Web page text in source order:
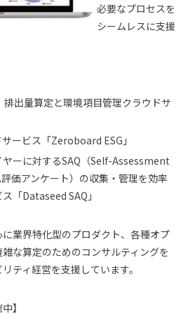
必要なプロセスを
シームレスに支援
排出量算定と環境項目管理クラウドサ
ービス「Zeroboard ESG」
ーに対するSAQ（Self-Assessment
価アンケート）の収集・管理を効率
「Dataseed SAQ」
業界特化型のプロダクト、各種オプ
な算定のためのコンサルティングを
ティ経営を支援しています。
】